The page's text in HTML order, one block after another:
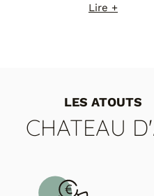
Lire +
LES ATOUTS
CHATEAU